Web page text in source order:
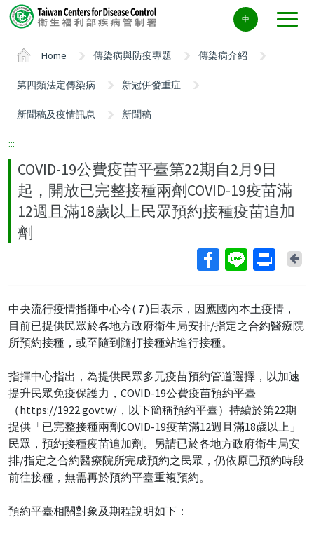
Center
block
中
Home 傳染病與防疫專題 傳染病介紹
第四類法定傳染病 新冠併發重症
新聞稿及疫情訊息 新聞稿
:::
COVID-19公費疫苗平臺第22期自2月9日
起，開放已完整接種兩劑COVID-19疫苗滿
12週且滿18歲以上民眾預約接種疫苗追加
劑
中央流行疫情指揮中心今( 7 )日表示，因應國內本土疫情，
目前已提供民眾於各地方政府衛生局安排/指定之合約醫療院
所預約接種，或至隨到隨打接種站進行接種。
指揮中心指出，為提供民眾多元疫苗預約管道選擇，以加速
提升民眾免疫保護力，COVID-19公費疫苗預約平臺
（https://1922.gov.tw/，以下簡稱預約平臺）持續於第22期
提供「已完整接種兩劑COVID-19疫苗滿12週且滿18歲以上」
民眾，預約接種疫苗追加劑。另請已於各地方政府衛生局安
排/指定之合約醫療院所完成預約之民眾，仍依原已預約時段
前往接種，無需再於預約平臺重複預約。
預約平臺相關對象及期程說明如下：